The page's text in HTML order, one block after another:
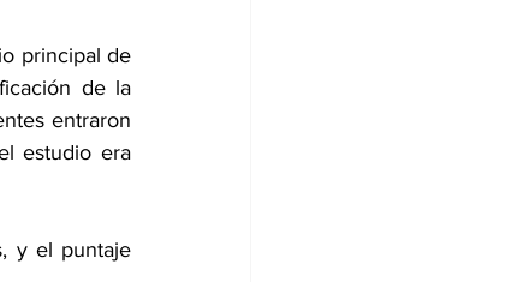
principal de
de la
entraron
estudio era
y el puntaje